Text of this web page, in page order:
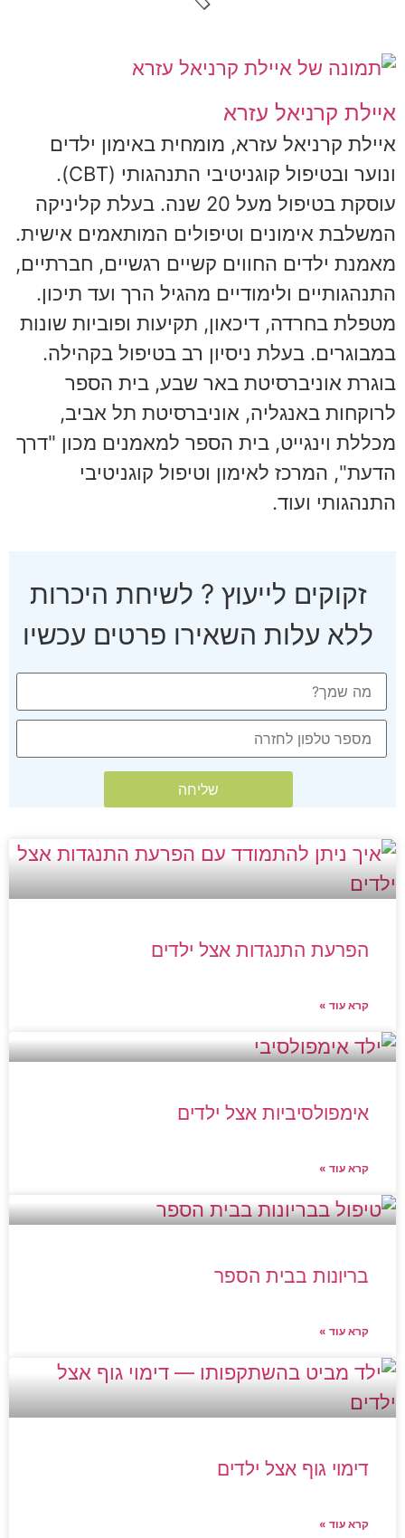
איילת קרניאל עזרא
איילת קרניאל עזרא, מומחית באימון ילדים
ונוער ובטיפול קוגניטיבי התנהגותי (CBT).
עוסקת בטיפול מעל 20 שנה. בעלת קליניקה
המשלבת אימונים וטיפולים המותאמים אישית.
מאמנת ילדים החווים קשיים רגשיים, חברתיים,
התנהגותיים ולימודיים מהגיל הרך ועד תיכון.
מטפלת בחרדה, דיכאון, תקיעות ופוביות שונות
במבוגרים. בעלת ניסיון רב בטיפול בקהילה.
בוגרת אוניברסיטת באר שבע, בית הספר
לרוקחות באנגליה, אוניברסיטת תל אביב,
מכללת וינגייט, בית הספר למאמנים מכון "דרך
הדעת", המרכז לאימון וטיפול קוגניטיבי
התנהגותי ועוד.
זקוקים לייעוץ ? לשיחת היכרות
ללא עלות השאירו פרטים עכשיו
הפרעת התנגדות אצל ילדים
קרא עוד »
אימפולסיביות אצל ילדים
קרא עוד »
בריונות בבית הספר
קרא עוד »
דימוי גוף אצל ילדים
קרא עוד »